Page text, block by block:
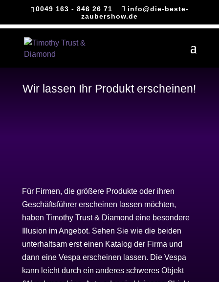
0049 163 - 846 26 71
info@die-beste-
zaubershow.de
Wir lassen Ihr Produkt erscheinen!
Für Firmen, die größere Produkte oder ihren
Geschäftsführer erscheinen lassen möchten,
haben Timothy Trust & Diamond eine besondere
Illusion im Angebot. Sehen Sie wie die beiden
unterhaltsam erst einen Katalog der Firma und
dann eine Vespa erscheinen lassen. Die Vespa
kann leicht durch ein anderes schweres Objekt